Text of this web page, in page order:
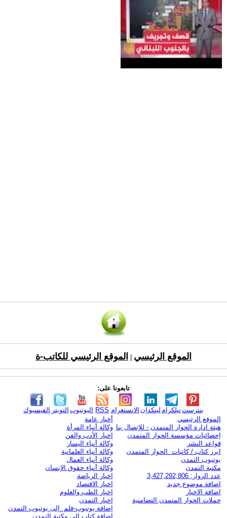
الموقع الرئيسي الموقع الرئيسي للكاتب-ة
تابعونا على:
الفيسبوك التويتر اليوتيوب RSS الانستغرام لينكدإن تيلكرامبنترست
الموقع الرئيسي
هيئة ادارة الحوار المتمدن - للإتصال بنا
إحصائيات مؤسسة الحوار المتمدن
قواعد النشر
ابرز كتاب / كاتبات الحوار المتمدن
يوتيوب التمدن
مكتبة التمدن
عدد الزوار: 3,427,292,806
اضافة موضوع جديد
اضافة الاخبار
حملات الحوار المتمدن التضامنية
أخبار عامة
وكالة أنباء المرأة
اخبار الأدب والفن
وكالة أنباء اليسار
وكالة أنباء العلمانية
وكالة أنباء العمال
وكالة أنباء حقوق الإنسان
اخبار الرياضة
اخبار الاقتصاد
اخبار الطب والعلوم
اخبار التمدن
إضافة يوتيوب-فلم إلى يوتيوب التمدن
إضافة كتاب إلى مكتبة التمدن